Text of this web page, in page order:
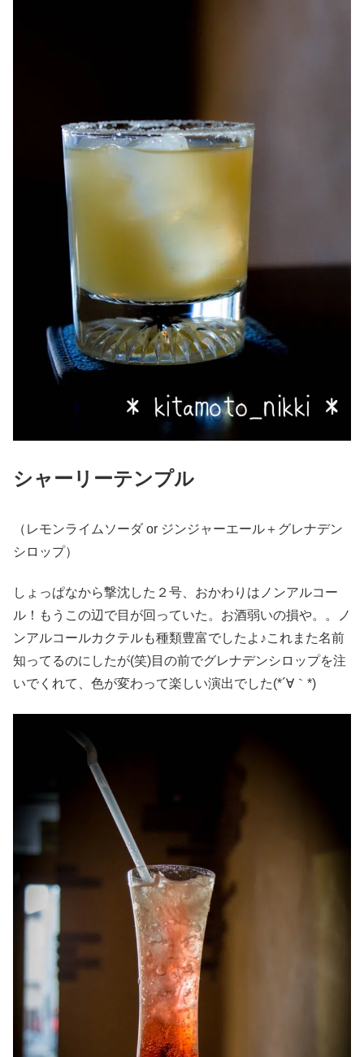
シャーリーテンプル
（レモンライムソーダ or ジンジャーエール＋グレナデン
シロップ）
しょっぱなから撃沈した２号、おかわりはノンアルコー
ル！もうこの辺で目が回っていた。お酒弱いの損や。。ノ
ンアルコールカクテルも種類豊富でしたよ♪これまた名前
知ってるのにしたが(笑)目の前でグレナデンシロップを注
いでくれて、色が変わって楽しい演出でした(*´∀｀*)